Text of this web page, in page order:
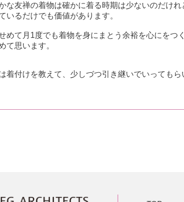
な友禅の着物は確かに着る時期は少ないのだけれ
いるだけでも価値があります。
めて月1度でも着物を身にまとう余裕を心にを
て思います。
着付けを教えて、少しづつ引き継いでいってもら